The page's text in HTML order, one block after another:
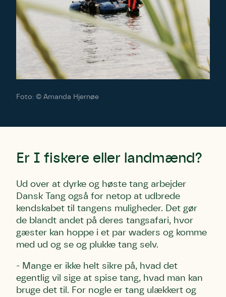
Foto: © Amanda Hjernøe
Er I fiskere eller landmænd?
Ud over at dyrke og høste tang arbejder
Dansk Tang også for netop at udbrede
kendskabet til tangens muligheder. Det gør
de blandt andet på deres tangsafari, hvor
gæster kan hoppe i et par waders og komme
med ud og se og plukke tang selv.
- Mange er ikke helt sikre på, hvad det
egentlig vil sige at spise tang, hvad man kan
bruge det til. For nogle er tang ulækkert og